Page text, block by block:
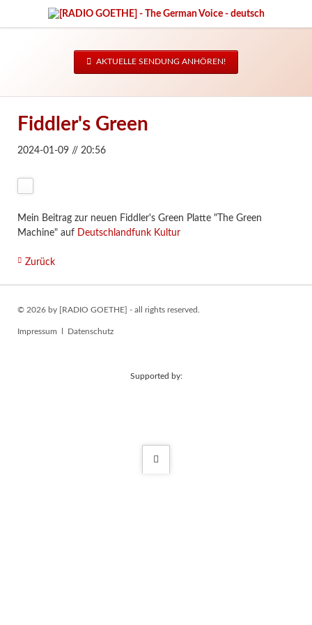
AKTUELLE SENDUNG ANHÖREN!
Fiddler's Green
2024-01-09 // 20:56
Mein Beitrag zur neuen Fiddler's Green Platte "The Green
Machine" auf
Deutschlandfunk Kultur
Zurück
© 2026 by [RADIO GOETHE] - all rights reserved.
Navigation
Impressum Datenschutz
Supported by: